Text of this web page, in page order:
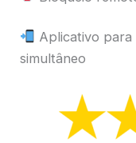
Aplicativo para
simultâneo